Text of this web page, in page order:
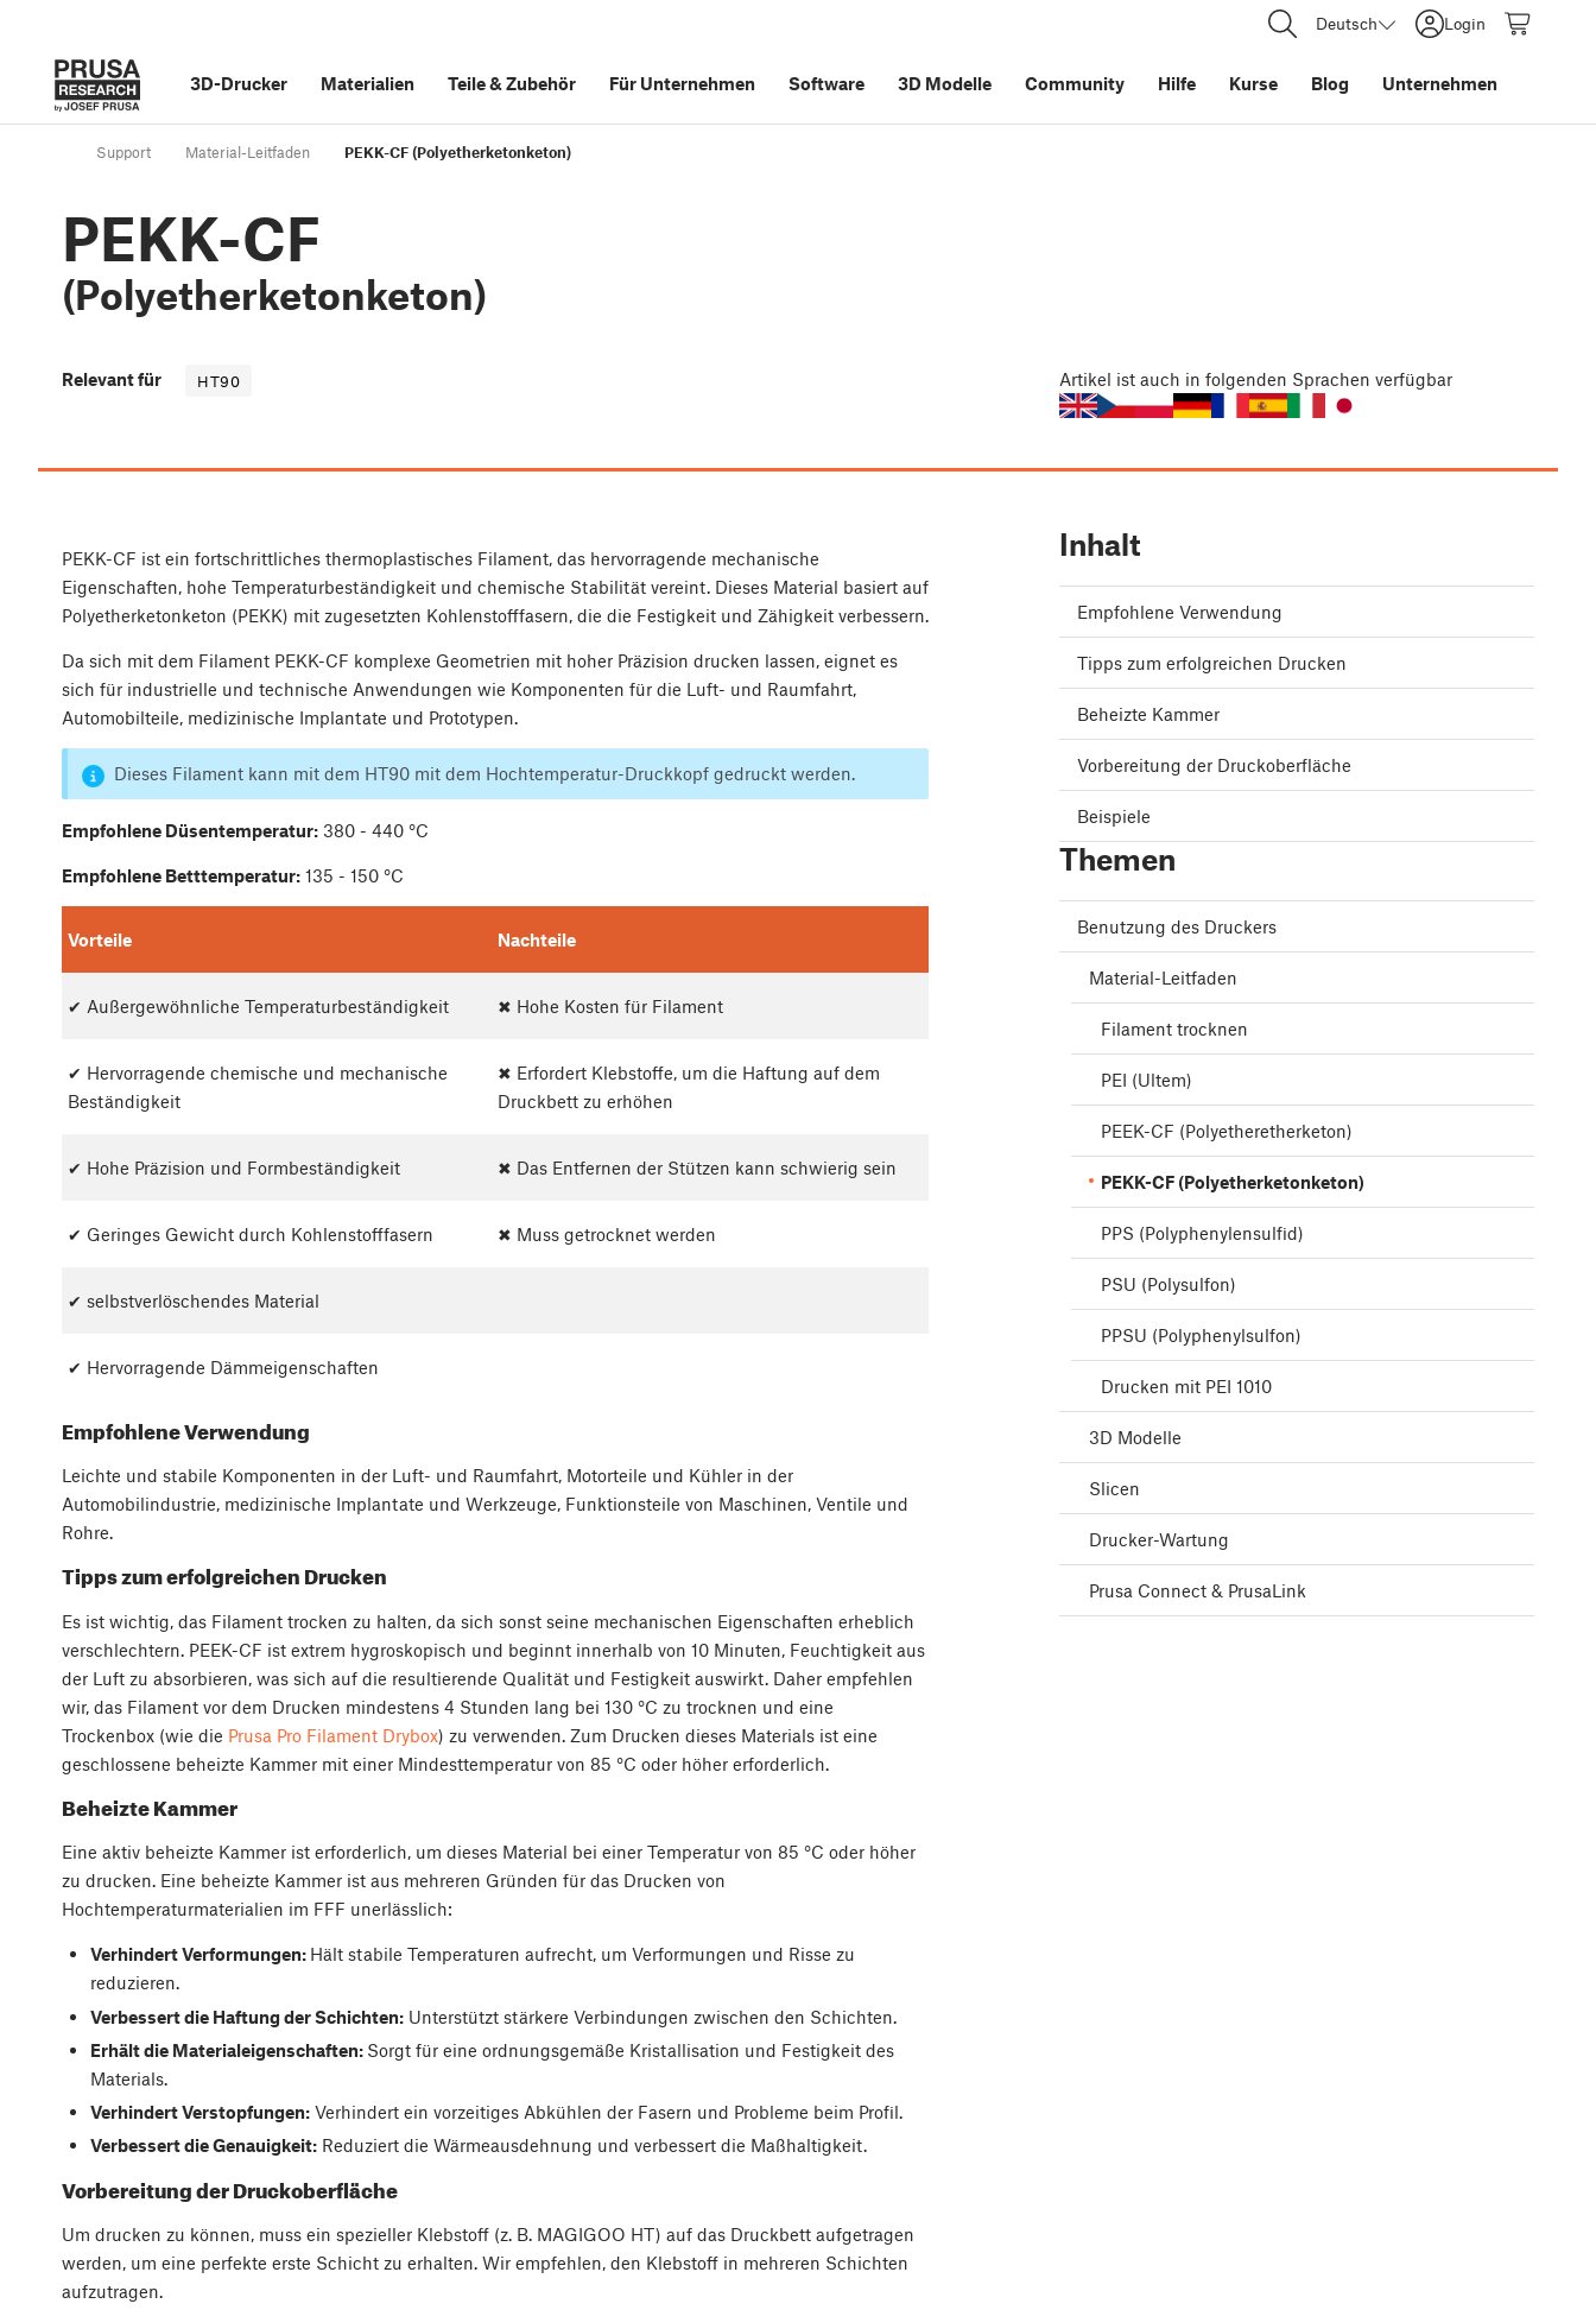
Deutsch Login
3D-Drucker Materialien Teile&Zubehör Für Unternehmen Software 3D Modelle Community Hilfe Kurse Blog Unternehmen
Support Material-Leitfaden PEKK-CF (Polyetherketonketon)
PEKK-CF
(Polyetherketonketon)
Relevant für HT90 Artikel ist auch in folgenden Sprachen verfügbar
PEKK-CF ist ein fortschrittliches thermoplastisches Filament, das hervorragende mechanische
Eigenschaften, hohe Temperaturbeständigkeit und chemische Stabilität vereint. Dieses Material basiert auf
Polyetherketonketon (PEKK) mit zugesetzten Kohlenstofffasern, die die Festigkeit und Zähigkeit verbessern.
Da sich mit dem Filament PEKK-CF komplexe Geometrien mit hoher Präzision drucken lassen, eignet es
sich für industrielle und technische Anwendungen wie Komponenten für die Luft- und Raumfahrt,
Automobilteile, medizinische Implantate und Prototypen.
Dieses Filament kann mit dem HT90 mit dem Hochtemperatur-Druckkopf gedruckt werden.
Empfohlene Düsentemperatur: 380 - 440 °C
Empfohlene Betttemperatur: 135 - 150 °C
Vorteile Nachteile
✔ Außergewöhnliche Temperaturbeständigkeit ✖ Hohe Kosten für Filament
✔ Hervorragende chemische und mechanische
Beständigkeit
✖ Erfordert Klebstoffe, um die Haftung auf dem
Druckbett zu erhöhen
✔ Hohe Präzision und Formbeständigkeit ✖ Das Entfernen der Stützen kann schwierig sein
✔ Geringes Gewicht durch Kohlenstofffasern ✖ Muss getrocknet werden
✔ selbstverlöschendes Material
✔ Hervorragende Dämmeigenschaften
Empfohlene Verwendung
Leichte und stabile Komponenten in der Luft- und Raumfahrt, Motorteile und Kühler in der
Automobilindustrie, medizinische Implantate und Werkzeuge, Funktionsteile von Maschinen, Ventile und
Rohre.
Tipps zum erfolgreichen Drucken
Es ist wichtig, das Filament trocken zu halten, da sich sonst seine mechanischen Eigenschaften erheblich
verschlechtern. PEEK-CF ist extrem hygroskopisch und beginnt innerhalb von 10 Minuten, Feuchtigkeit aus
der Luft zu absorbieren, was sich auf die resultierende Qualität und Festigkeit auswirkt. Daher empfehlen
wir, das Filament vor dem Drucken mindestens 4 Stunden lang bei 130 °C zu trocknen und eine
Trockenbox (wie die Prusa Pro Filament Drybox) zu verwenden. Zum Drucken dieses Materials ist eine
geschlossene beheizte Kammer mit einer Mindesttemperatur von 85 °C oder höher erforderlich.
Beheizte Kammer
Eine aktiv beheizte Kammer ist erforderlich, um dieses Material bei einer Temperatur von 85 °C oder höher
zu drucken. Eine beheizte Kammer ist aus mehreren Gründen für das Drucken von
Hochtemperaturmaterialien im FFF unerlässlich:
Verhindert Verformungen: Hält stabile Temperaturen aufrecht, um Verformungen und Risse zu
reduzieren.
Verbessert die Haftung der Schichten:Unterstützt stärkere Verbindungen zwischen den Schichten.
Erhält die Materialeigenschaften: Sorgt für eine ordnungsgemäße Kristallisation und Festigkeit des
Materials.
Verhindert Verstopfungen:Verhindert ein vorzeitiges Abkühlen der Fasern und Probleme beim Profil.
Verbessert die Genauigkeit:Reduziert die Wärmeausdehnung und verbessert die Maßhaltigkeit.
Vorbereitung der Druckoberfläche
Um drucken zu können, muss ein spezieller Klebstoff (z. B. MAGIGOO HT) auf das Druckbett aufgetragen
werden, um eine perfekte erste Schicht zu erhalten. Wir empfehlen, den Klebstoff in mehreren Schichten
aufzutragen.
Inhalt
Empfohlene Verwendung
Tipps zum erfolgreichen Drucken
Beheizte Kammer
Vorbereitung der Druckoberfläche
Beispiele
Themen
Benutzung des Druckers
Material-Leitfaden
Filament trocknen
PEI (Ultem)
PEEK-CF (Polyetheretherketon)
PEKK-CF (Polyetherketonketon)
PPS (Polyphenylensulfid)
PSU (Polysulfon)
PPSU (Polyphenylsulfon)
Drucken mit PEI 1010
3D Modelle
Slicen
Drucker-Wartung
Prusa Connect & PrusaLink